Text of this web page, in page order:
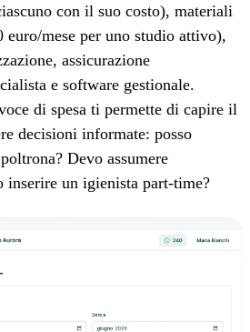
con il suo costo), materiali
mese per uno studio attivo),
assicurazione
e software gestionale.
di spesa ti permette di capire il
decisioni informate: posso
Devo assumere
inserire un igienista part-time?